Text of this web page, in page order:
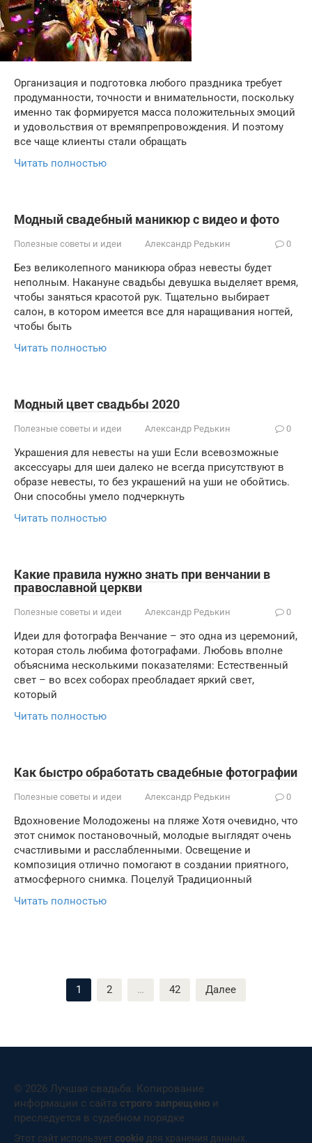
Организация и подготовка любого праздника требует
продуманности, точности и внимательности, поскольку
именно так формируется масса положительных эмоций
и удовольствия от времяпрепровождения. И поэтому
все чаще клиенты стали обращать
Читать полностью
Модный свадебный маникюр с видео и фото
Полезные советы и идеи Александр Редькин 0
Без великолепного маникюра образ невесты будет
неполным. Накануне свадьбы девушка выделяет время,
чтобы заняться красотой рук. Тщательно выбирает
салон, в котором имеется все для наращивания ногтей,
чтобы быть
Читать полностью
Модный цвет свадьбы 2020
Полезные советы и идеи Александр Редькин 0
Украшения для невесты на уши Если всевозможные
аксессуары для шеи далеко не всегда присутствуют в
образе невесты, то без украшений на уши не обойтись.
Они способны умело подчеркнуть
Читать полностью
Какие правила нужно знать при венчании в
православной церкви
Полезные советы и идеи Александр Редькин 0
Идеи для фотографа Венчание – это одна из церемоний,
которая столь любима фотографами. Любовь вполне
объяснима несколькими показателями: Естественный
свет – во всех соборах преобладает яркий свет,
который
Читать полностью
Как быстро обработать свадебные фотографии
Полезные советы и идеи Александр Редькин 0
Вдохновение Молодожены на пляже Хотя очевидно, что
этот снимок постановочный, молодые выглядят очень
счастливыми и расслабленными. Освещение и
композиция отлично помогают в создании приятного,
атмосферного снимка. Поцелуй Традиционный
Читать полностью
1 2 … 42 Далее
© 2026 Лучшая свадьба. Копирование
информации с сайта строго запрещено и
преследуется в судебном порядке
Этот сайт использует cookie для хранения данных.